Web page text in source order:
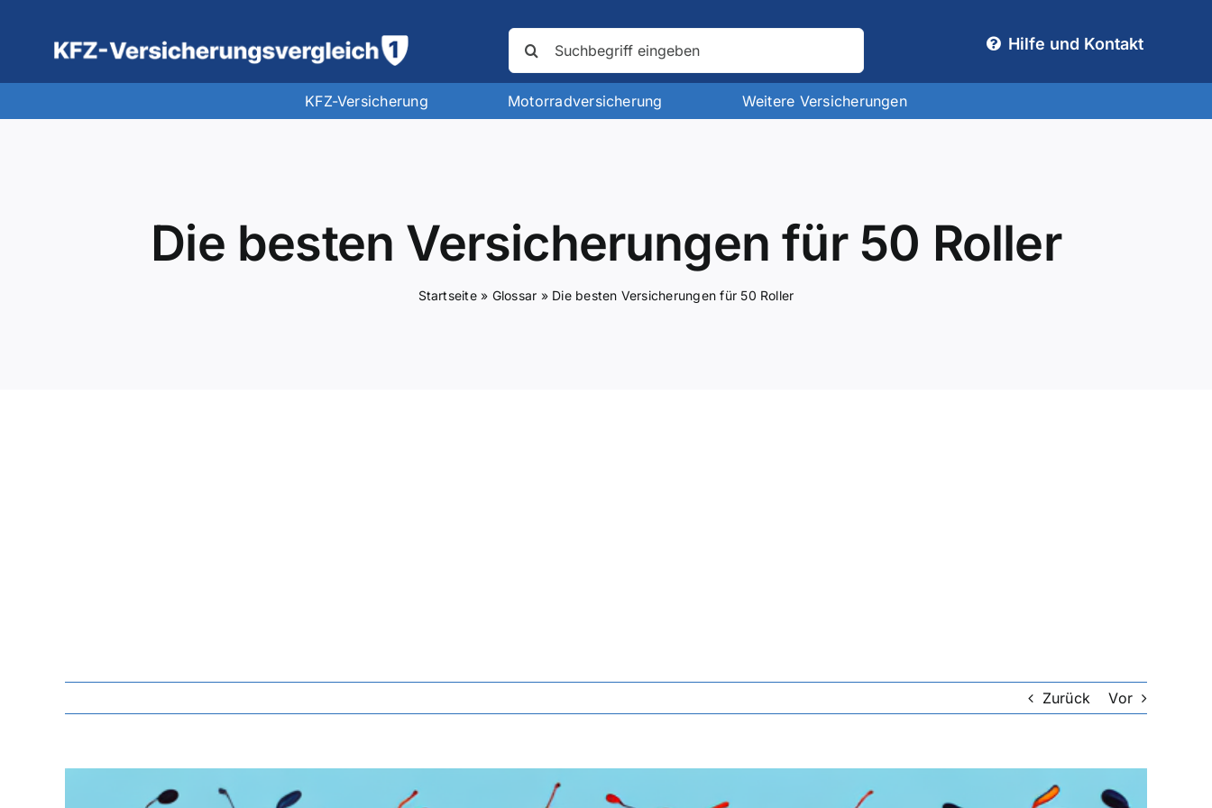
springen
nach:
Hilfe und Kontakt
KFZ-Versicherung Motorradversicherung Weitere Versicherungen
Die besten Versicherungen für 50 Roller
Startseite» Glossar » Die besten Versicherungen für 50 Roller
Zurück Vor